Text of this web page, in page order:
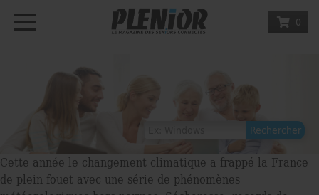
0
Cette année le changement climatique a frappé la France
de plein fouet avec une série de phénomènes